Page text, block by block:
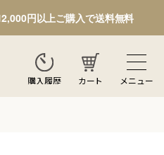
円以上ご購入で送料無料
購入履歴 カート メニュー